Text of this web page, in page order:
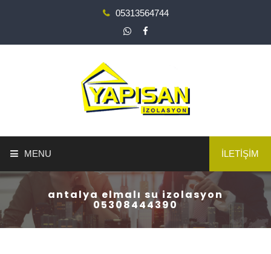
05313564744
MENU
ANA SAYFA
İLETİŞİM
antalya elmalı su izolasyon
05308444390